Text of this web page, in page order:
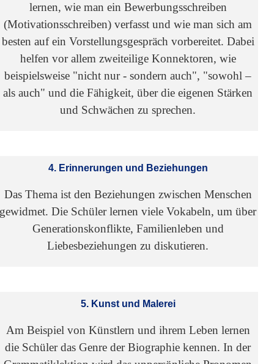
lernen, wie man ein Bewerbungsschreiben
(Motivationsschreiben) verfasst und wie man sich am
besten auf ein Vorstellungsgespräch vorbereitet. Dabei
helfen vor allem zweiteilige Konnektoren, wie
beispielsweise "nicht nur - sondern auch", "sowohl –
als auch" und die Fähigkeit, über die eigenen Stärken
und Schwächen zu sprechen.
4. Erinnerungen und Beziehungen
Das Thema ist den Beziehungen zwischen Menschen
gewidmet. Die Schüler lernen viele Vokabeln, um über
Generationskonflikte, Familienleben und
Liebesbeziehungen zu diskutieren.
5. Kunst und Malerei
Am Beispiel von Künstlern und ihrem Leben lernen
die Schüler das Genre der Biographie kennen. In der